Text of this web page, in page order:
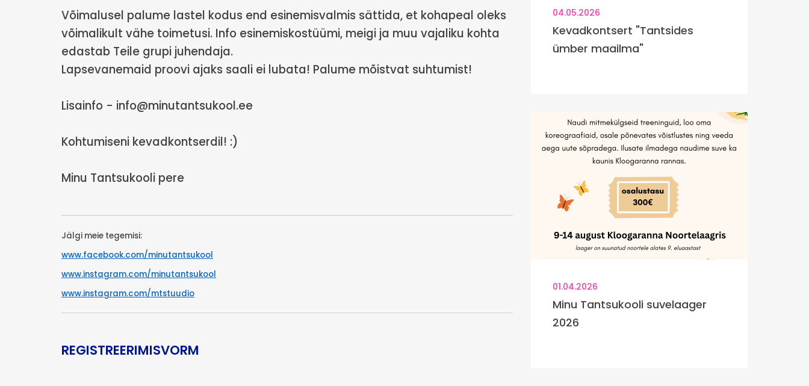
Võimalusel palume lastel kodus end esinemisvalmis sättida, et kohapeal oleks
võimalikult vähe toimetusi. Info esinemiskostüümi, meigi ja muu vajaliku kohta
edastab Teile grupi juhendaja.
Lapsevanemaid proovi ajaks saali ei lubata! Palume mõistvat suhtumist!
Lisainfo - info@minutantsukool.ee
Kohtumiseni kevadkontserdil! :)
Minu Tantsukooli pere
Jälgi meie tegemisi:
www.facebook.com/minutantsukool
www.instagram.com/minutantsukool
www.instagram.com/mtstuudio
REGISTREERIMISVORM
04.05.2026
Kevadkontsert "Tantsides
ümber maailma"
01.04.2026
Minu Tantsukooli suvelaager
2026